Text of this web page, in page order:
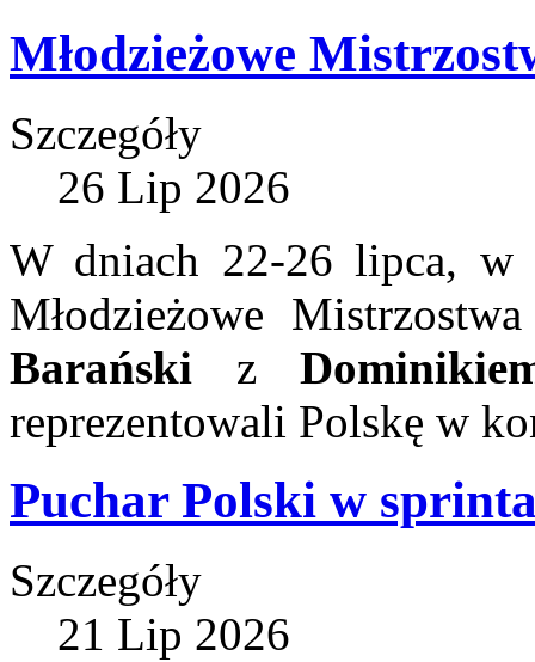
Młodzieżowe
Szczegóły
26 Lip 2026
W dniach 22-26 lipca, w
Młodzieżowe
Barański z
reprezentowali Polskę w
Puchar Polski w
Szczegóły
21 Lip 2026